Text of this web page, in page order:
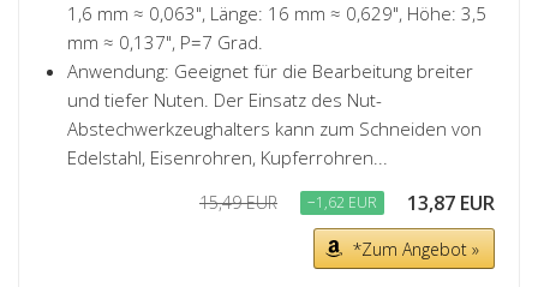
1,6 mm ≈ 0,063", Länge: 16 mm ≈ 0,629", Höhe: 3,5
mm ≈ 0,137", P=7 Grad.
Anwendung: Geeignet für die Bearbeitung breiter
und tiefer Nuten. Der Einsatz des Nut-
Abstechwerkzeughalters kann zum Schneiden von
Edelstahl, Eisenrohren, Kupferrohren...
15,49 EUR −1,62 EUR 13,87 EUR
*Zum Angebot »